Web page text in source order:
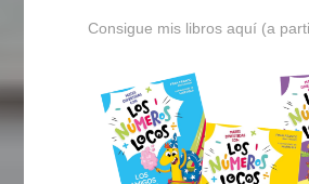
Consigue mis libros aquí (a